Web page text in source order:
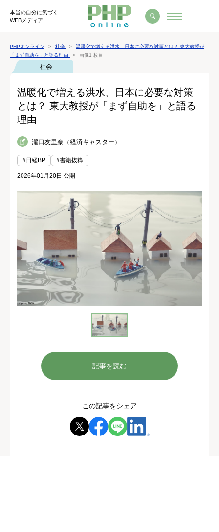
本当の自分に気づく
WEBメディア
PHPオンライン 社会
温暖化で増える洪水、日本に必要な対策とは？ 東大教授が
「まず自助を」と語る理由
画像1 枚目
社会
温暖化で増える洪水、日本に必要な対策
とは？ 東大教授が「まず自助を」と語る
理由
瀧口友里奈（経済キャスター）
#日経BP #書籍抜粋
2026年01月20日 公開
記事を読む
この記事をシェア